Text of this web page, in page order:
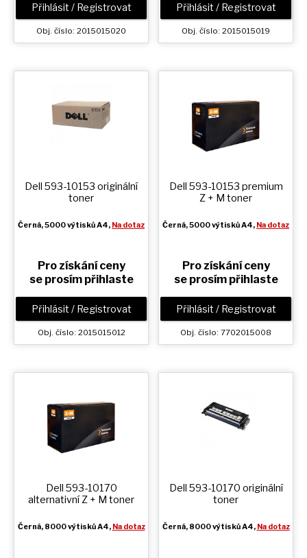
Přihlásit / Registrovat
Obj. číslo: 2015015020
Přihlásit / Registrovat
Obj. číslo: 2015015019
Dell 593-10153 originální
toner
Černá, 5000 výtisků A4, Na dotaz
Pro získání ceny
se prosím přihlaste
Přihlásit / Registrovat
Obj. číslo: 2015015012
Dell 593-10153 premium
Z + M toner
Černá, 5000 výtisků A4, Na dotaz
Pro získání ceny
se prosím přihlaste
Přihlásit / Registrovat
Obj. číslo: 7702015008
Dell 593-10170
alternativníZ + M toner
Černá, 8000 výtisků A4, Na dotaz
Dell 593-10170 originální
toner
Černá, 8000 výtisků A4, Na dotaz